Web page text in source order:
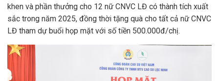
khen và phần thưởng cho 12 nữ CNVC LĐ có thành tích xuất
sắc trong năm 2025, đồng thời tặng quà cho tất cả nữ CNVC
LĐ tham dự buổi họp mặt với số tiền 500.000đ/chị.